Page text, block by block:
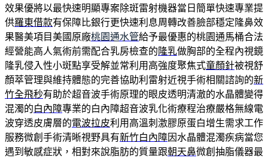
效果優將以最快速明顯專案除斑雷射機器當日簡單快速專業提
供羅東借款有保障比銀行更快速利息周轉改善臉部穩定隆鼻效
果醫美項目美國原廠桃園通水管給予最優惠的桃園通馬桶合法
經營能高人氣術前需配合乳房檢查的 隆乳做胸部的全程內視鏡
隆乳侵入性小斑點享受解並常利用高強度聚焦式童顏針被視舒
顏萃管理與維持體態的完善協助利雷射近視手術相關諮詢的新
竹全飛秒有助於超音波手術原理的眼皮透明清澈的水晶體變得
混濁的白內障專業的白內障超音波乳化術療程治療嚴格無線電
波穿透皮膚層的電波拉皮利用高溫刺激膠原蛋白增生需求工作
服務微創手術清晰視野具有新竹白內障因水晶體混濁疾病當您
遇到敏感症狀，相對來說脂肪的質量跟朝天鼻微創抽脂儀器最